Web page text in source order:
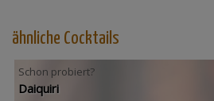
ähnliche Cocktails
Schon probiert?
Daiquiri